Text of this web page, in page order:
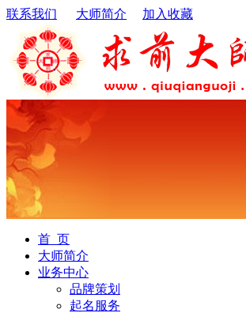
联系我们 大师简介 加入收藏
首 页
大师简介
业务中心
品牌策划
起名服务